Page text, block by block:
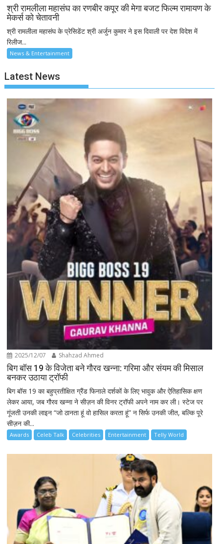
श्री रामलीला महासंघ का रणबीर कपूर की मेगा बजट फिल्म रामायण के
मेकर्स को चेतावनी
श्री रामलीला महासंघ के प्रेसिडेंट श्री अर्जुन कुमार ने इस दिवाली पर देश विदेश में
रिलीज...
News & Entertainment
Latest News
2025/12/07 Shahzad Ahmed
बिग बॉस 19 के विजेता बने गौरव खन्ना: गरिमा और संयम की मिसाल
बनकर उठाया ट्रॉफी
बिग बॉस 19 का बहुप्रतीक्षित ग्रैंड फिनाले दर्शकों के लिए भावुक और ऐतिहासिक क्षण
लेकर आया, जब गौरव खन्ना ने सीज़न की विनर ट्रॉफी अपने नाम कर ली। स्टेज पर
गूंजती उनकी लाइन “जो ठानता हूं वो हासिल करता हूं” न सिर्फ उनकी जीत, बल्कि पूरे
सीज़न की...
Awards Celeb Talk Celebrities Entertainment Telly World